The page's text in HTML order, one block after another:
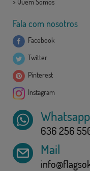
Fala com nosotros
Facebook
Twitter
Pinterest
Instagram
Whatsapp
636 256
Mail